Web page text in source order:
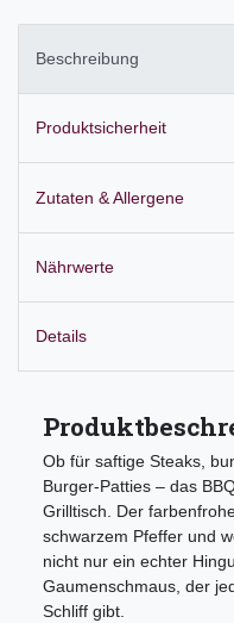
Beschreibung
Produktsicherheit
Zutaten & Allergene
Nährwerte
Details
Ob für saftige Steaks,
Burger-Patties – das
Grilltisch. Der
schwarzem Pfeffer und
nicht nur ein echter
Gaumenschmaus, der
Schliff gibt.